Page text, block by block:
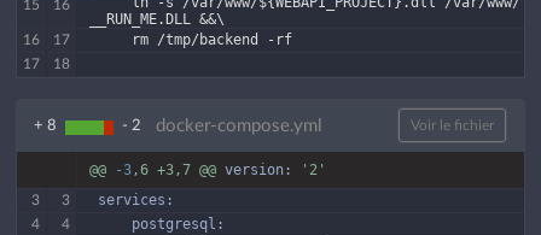
15 16
__RUN_ME.DLL &&\
16 17
     rm /tmp/backend -rf
17 18
+ 8 - 2 docker-compose.yml Voir le fichier
@@ -3,6 +3,7 @@ version: '2'
3 3 services:
4 4
     postgresql: